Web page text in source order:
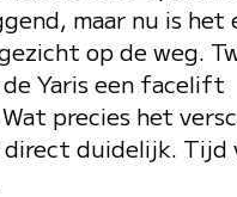
maar nu is het
op de weg.
Yaris een facelift
precies het
duidelijk. Tijd